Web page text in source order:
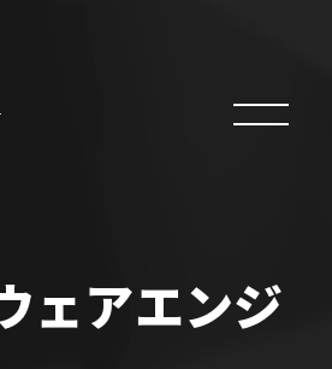
ェアエンジ